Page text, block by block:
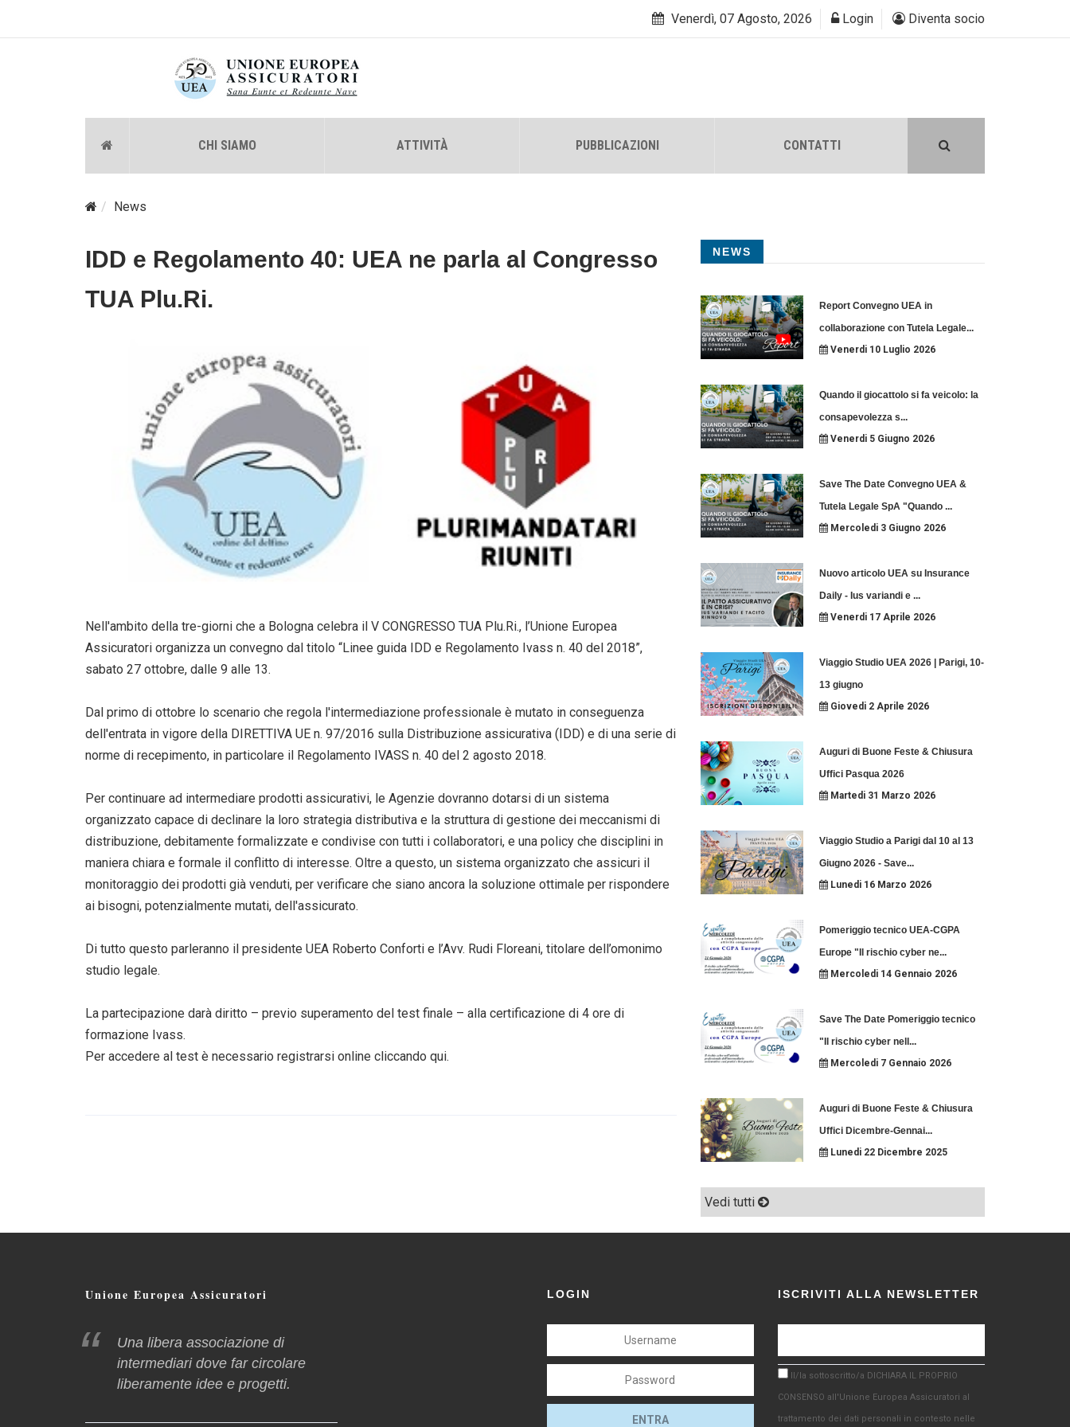
Venerdì, 07 Agosto, 2026 Login Diventa socio
CHI SIAMO ATTIVITÀ PUBBLICAZIONI CONTATTI
News
IDD e Regolamento 40: UEA ne parla al Congresso
TUA Plu.Ri.
Nell'ambito della tre-giorni che a Bologna celebra il V CONGRESSO TUA Plu.Ri., l’Unione Europea
Assicuratori organizza un convegno dal titolo “Linee guida IDD e Regolamento Ivass n. 40 del 2018”,
sabato 27 ottobre, dalle 9 alle 13.
Dal primo di ottobre lo scenario che regola l'intermediazione professionale è mutato in conseguenza
dell'entrata in vigore della DIRETTIVA UE n. 97/2016 sulla Distribuzione assicurativa (IDD) e di una serie di
norme di recepimento, in particolare il Regolamento IVASS n. 40 del 2 agosto 2018.
Per continuare ad intermediare prodotti assicurativi, le Agenzie dovranno dotarsi di un sistema
organizzato capace di declinare la loro strategia distributiva e la struttura di gestione dei meccanismi di
distribuzione, debitamente formalizzate e condivise con tutti i collaboratori, e una policy che disciplini in
maniera chiara e formale il conflitto di interesse. Oltre a questo, un sistema organizzato che assicuri il
monitoraggio dei prodotti già venduti, per verificare che siano ancora la soluzione ottimale per rispondere
ai bisogni, potenzialmente mutati, dell'assicurato.
Di tutto questo parleranno il presidente UEA Roberto Conforti e l’Avv. Rudi Floreani, titolare dell’omonimo
studio legale.
La partecipazione darà diritto – previo superamento del test finale – alla certificazione di 4 ore di
formazione Ivass.
Per accedere al test è necessario registrarsi online cliccando qui.
NEWS
Report Convegno UEA in
collaborazione con Tutela Legale...
Venerdi 10 Luglio 2026
Quando il giocattolo si fa veicolo: la
consapevolezza s...
Venerdi 5 Giugno 2026
Save The Date Convegno UEA &
Tutela Legale SpA "Quando ...
Mercoledi 3 Giugno 2026
Nuovo articolo UEA su Insurance
Daily - Ius variandi e ...
Venerdi 17 Aprile 2026
Viaggio Studio UEA 2026 | Parigi, 10-
13 giugno
Giovedi 2 Aprile 2026
Auguri di Buone Feste & Chiusura
Uffici Pasqua 2026
Martedi 31 Marzo 2026
Viaggio Studio a Parigi dal 10 al 13
Giugno 2026 - Save...
Lunedi 16 Marzo 2026
Pomeriggio tecnico UEA-CGPA
Europe "Il rischio cyber ne...
Mercoledi 14 Gennaio 2026
Save The Date Pomeriggio tecnico
"Il rischio cyber nell ...
Mercoledi 7 Gennaio 2026
Auguri di Buone Feste & Chiusura
Uffici Dicembre-Gennai...
Lunedi 22 Dicembre 2025
Vedi tutti
Unione Europea Assicuratori
Una libera associazione di
intermediari dove far circolare
liberamente idee e progetti.
LOGIN ISCRIVITI ALLA NEWSLETTER
Il/la sottoscritto/a DICHIARA IL PROPRIO
CONSENSO all'Unione Europea Assicuratori al
trattamento dei dati personali in contesto nelle